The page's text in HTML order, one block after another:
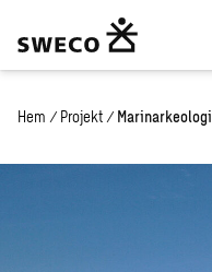
Hem / Projekt /